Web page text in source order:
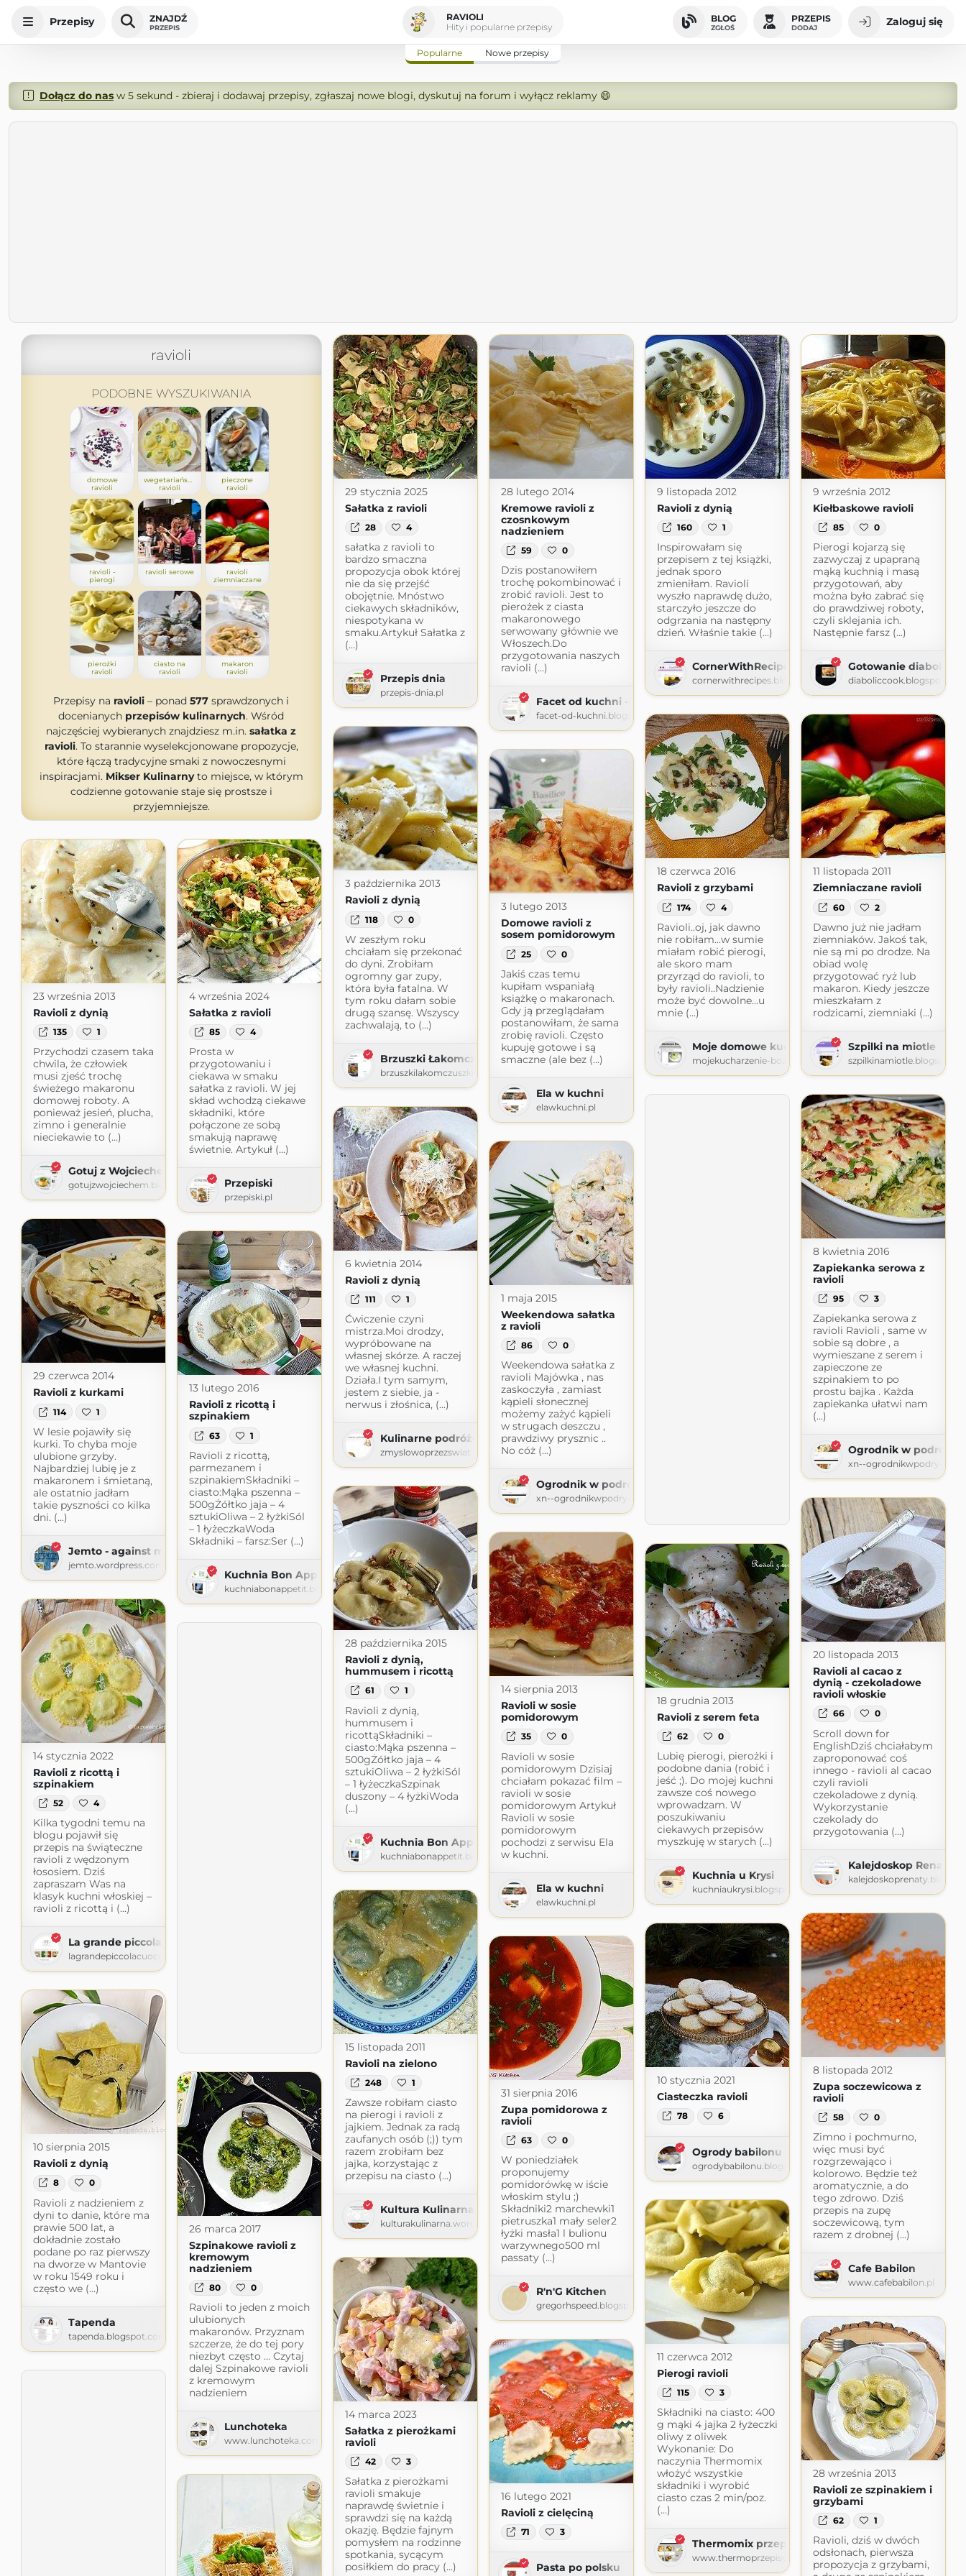
Przepisy ZNAJDŹ
PRZEPIS
RAVIOLI
Hity i popularne przepisy
BLOG
ZGŁOŚ
PRZEPIS
DODAJ Zaloguj się
Popularne Nowe przepisy
Dołącz do nasw 5 sekund - zbieraj i dodawaj przepisy, zgłaszaj nowe blogi, dyskutuj na forum i wyłącz reklamy 😄
ravioli
PODOBNE WYSZUKIWANIA
domowe
ravioli
wegetariańskie
ravioli
pieczone
ravioli
ravioli -
pierogi
ravioli serowe
ravioli
ziemniaczane
pierożki
ravioli
ciasto na
ravioli
makaron
ravioli
Przepisy na ravioli – ponad 577 sprawdzonych i
docenianych przepisów kulinarnych. Wśród
najczęściej wybieranych znajdziesz m.in. sałatka z
ravioli. To starannie wyselekcjonowane propozycje,
które łączą tradycyjne smaki z nowoczesnymi
inspiracjami. Mikser Kulinarnyto miejsce, w którym
codzienne gotowanie staje się prostsze i
przyjemniejsze.
29 stycznia 2025
Sałatka z ravioli
28 4
sałatka z ravioli to
bardzo smaczna
propozycja obok której
nie da się przejść
obojętnie. Mnóstwo
ciekawych składników,
niespotykana w
smaku.Artykuł Sałatka z
(...)
Przepis dnia
przepis-dnia.pl
28 lutego 2014
Kremowe ravioli z
czosnkowym
nadzieniem
59 0
Dzis postanowiłem
trochę pokombinować i
zrobić ravioli. Jest to
pierożek z ciasta
makaronowego
serwowany głównie we
Włoszech.Do
przygotowania naszych
ravioli (...)
Facet od kuchni - Bo mężczyźni też potrafią gotować
facet-od-kuchni.blogspot.com
9 listopada 2012
Ravioli z dynią
160 1
Inspirowałam się
przepisem z tej książki,
jednak sporo
zmieniłam. Ravioli
wyszło naprawdę dużo,
starczyło jeszcze do
odgrzania na następny
dzień. Właśnie takie (...)
CornerWithRecipes
cornerwithrecipes.blogspot.com
9 września 2012
Kiełbaskowe ravioli
85 0
Pierogi kojarzą się
zazwyczaj z upapraną
mąką kuchnią i masą
przygotowań, aby
można było zabrać się
do prawdziwej roboty,
czyli sklejania ich.
Następnie farsz (...)
Gotowanie
diaboliccook.blogspot.com
18 czerwca 2016
Ravioli z grzybami
174 4
Ravioli..oj, jak dawno
nie robiłam...w sumie
miałam robić pierogi,
ale skoro mam
przyrząd do ravioli, to
były ravioli..Nadzienie
może być dowolne...u
mnie (...)
Moje domowe kucharzenie
mojekucharzenie-bozena-1968.blogspot.com
11 listopada 2011
Ziemniaczane ravioli
60 2
Dawno już nie jadłam
ziemniaków. Jakoś tak,
nie są mi po drodze. Na
obiad wolę
przygotować ryż lub
makaron. Kiedy jeszcze
mieszkałam z
rodzicami, ziemniaki (...)
Szpilki na miotle
3 października 2013
Ravioli z dynią
118 0
W zeszłym roku
chciałam się przekonać
do dyni. Zrobiłam
ogromny gar zupy,
która była fatalna. W
tym roku dałam sobie
drugą szansę. Wszyscy
zachwalają, to (...)
Brzuszki Łakomczuszki
brzuszkilakomczuszki.blogspot.com
3 lutego 2013
Domowe ravioli z
sosem pomidorowym
25 0
Jakiś czas temu
kupiłam wspaniałą
książkę o makaronach.
Gdy ją przeglądałam
postanowiłam, że sama
zrobię ravioli. Często
kupuję gotowe i są
smaczne (ale bez (...)
Ela w kuchni
elawkuchni.pl
23 września 2013
Ravioli z dynią
135 1
Przychodzi czasem taka
chwila, że człowiek
musi zjeść trochę
świeżego makaronu
domowej roboty. A
ponieważ jesień, plucha,
zimno i generalnie
nieciekawie to (...)
Gotuj z Wojciechem
gotujzwojciechem.blogspot.com
4 września 2024
Sałatka z ravioli
85 4
Prosta w
przygotowaniu i
ciekawa w smaku
sałatka z ravioli. W jej
skład wchodzą ciekawe
składniki, które
połączone ze sobą
smakują naprawę
świetnie. Artykuł (...)
Przepiski
przepiski.pl
8 kwietnia 2016
Zapiekanka serowa z
ravioli
95 3
Zapiekanka serowa z
ravioli Ravioli , same w
sobie są dobre , a
wymieszane z serem i
zapieczone ze
szpinakiem to po
prostu bajka . Każda
zapiekanka ułatwi nam
(...)
Ogrodnik w podróży
xn--ogrodnikwpodry-
6 kwietnia 2014
Ravioli z dynią
111 1
Ćwiczenie czyni
mistrza.Moi drodzy,
wypróbowane na
własnej skórze. A raczej
we własnej kuchni.
Działa.I tym samym,
jestem z siebie, ja -
nerwus i złośnica, (...)
Kulinarne podróże
zmyslowoprzezswiat.blogspot.com
1 maja 2015
Weekendowa sałatka
z ravioli
86 0
Weekendowa sałatka z
ravioli Majówka , nas
zaskoczyła , zamiast
kąpieli słonecznej
możemy zażyć kąpieli
w strugach deszczu ,
prawdziwy prysznic ..
No cóż (...)
Ogrodnik w podróży
xn--ogrodnikwpodry-xob60t.pl
29 czerwca 2014
Ravioli z kurkami
114 1
W lesie pojawiły się
kurki. To chyba moje
ulubione grzyby.
Najbardziej lubię je z
makaronem i śmietaną,
ale ostatnio jadłam
takie pyszności co kilka
dni. (...)
Jemto - against modern food
jemto.wordpress.com
13 lutego 2016
Ravioli z ricottą i
szpinakiem
63 1
Ravioli z ricottą,
parmezanem i
szpinakiemSkładniki –
ciasto:Mąka pszenna –
500gŻółtko jaja – 4
sztukiOliwa – 2 łyżkiSól
– 1 łyżeczkaWoda
Składniki – farsz:Ser (...)
Kuchnia Bon Appetit
kuchniabonappetit.blogspot.com
28 października 2015
Ravioli z dynią,
hummusem i ricottą
61 1
Ravioli z dynią,
hummusem i
ricottąSkładniki –
ciasto:Mąka pszenna –
500gŻółtko jaja – 4
sztukiOliwa – 2 łyżkiSól
– 1 łyżeczkaSzpinak
duszony – 4 łyżkiWoda
(...)
Kuchnia Bon Appetit
kuchniabonappetit.blogspot.com
20 listopada 2013
Ravioli al cacao z
dynią - czekoladowe
ravioli włoskie
66 0
Scroll down for
EnglishDziś chciałabym
zaproponować coś
innego - ravioli al cacao
czyli ravioli
czekoladowe z dynią.
Wykorzystanie
czekolady do
przygotowania (...)
Kalejdoskop Renaty
14 sierpnia 2013
Ravioli w sosie
pomidorowym
35 0
Ravioli w sosie
pomidorowym Dzisiaj
chciałam pokazać film –
ravioli w sosie
pomidorowym Artykuł
Ravioli w sosie
pomidorowym
pochodzi z serwisu Ela
w kuchni.
Ela w kuchni
elawkuchni.pl
18 grudnia 2013
Ravioli z serem feta
62 0
Lubię pierogi, pierożki i
podobne dania (robić i
jeść ;). Do mojej kuchni
zawsze coś nowego
wprowadzam. W
poszukiwaniu
ciekawych przepisów
myszkuję w starych (...)
Kuchnia u Krysi
kuchniaukrysi.blogspot.com
14 stycznia 2022
Ravioli z ricottą i
szpinakiem
52 4
Kilka tygodni temu na
blogu pojawił się
przepis na świąteczne
ravioli z wędzonym
łososiem. Dziś
zapraszam Was na
klasyk kuchni włoskiej –
ravioli z ricottą i (...)
La grande piccola cuoca
lagrandepiccolacuoca.com
15 listopada 2011
Ravioli na zielono
248 1
Zawsze robiłam ciasto
na pierogi i ravioli z
jajkiem. Jednak za radą
zaufanych osób (;)) tym
razem zrobiłam bez
jajka, korzystając z
przepisu na ciasto (...)
Kultura Kulinarna
kulturakulinarna.wordpress.com
8 listopada 2012
Zupa soczewicowa z
ravioli
58 0
Zimno i pochmurno,
więc musi być
rozgrzewająco i
kolorowo. Będzie też
aromatycznie, a do
tego zdrowo. Dziś
przepis na zupę
soczewicową, tym
razem z drobnej (...)
Cafe Babilon
www.cafebabilon.pl
10 stycznia 2021
Ciasteczka ravioli
78 6
Ogrody babilonu
ogrodybabilonu.blogspot.com
31 sierpnia 2016
Zupa pomidorowa z
ravioli
63 0
W poniedziałek
proponujemy
pomidorówkę w iście
włoskim stylu ;)
Składniki2 marchewki1
pietruszka1 mały seler2
łyżki masła1 l bulionu
warzywnego500 ml
passaty (...)
R'n'G Kitchen
gregorhspeed.blogspot.com
10 sierpnia 2015
Ravioli z dynią
8 0
Ravioli z nadzieniem z
dyni to danie, które ma
prawie 500 lat, a
dokładnie zostało
podane po raz pierwszy
na dworze w Mantovie
w roku 1549 roku i
często we (...)
Tapenda
tapenda.blogspot.com
26 marca 2017
Szpinakowe ravioli z
kremowym
nadzieniem
80 0
Ravioli to jeden z moich
ulubionych
makaronów. Przyznam
szczerze, że do tej pory
niezbyt często … Czytaj
dalej Szpinakowe ravioli
z kremowym
nadzieniem
Lunchoteka
www.lunchoteka.com
11 czerwca 2012
Pierogi ravioli
115 3
Składniki na ciasto: 400
g mąki 4 jajka 2 łyżeczki
oliwy z oliwek
Wykonanie: Do
naczynia Thermomix
włożyć wszystkie
składniki i wyrobić
ciasto czas 2 min/poz.
(...)
Thermomix przepisy
www.thermoprzepisy.pl
14 marca 2023
Sałatka z pierożkami
ravioli
42 3
Sałatka z pierożkami
ravioli smakuje
naprawdę świetnie i
sprawdzi się na każdą
okazję. Będzie fajnym
pomysłem na rodzinne
spotkania, sycącym
posiłkiem do pracy (...)
28 września 2013
Ravioli ze szpinakiem i
grzybami
62 1
Ravioli, dziś w dwóch
odsłonach, pierwsza
propozycja z grzybami,
16 lutego 2021
Ravioli z cielęciną
71 3
Pasta po polsku